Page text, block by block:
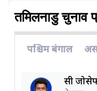
तमिलनाडु चुनाव